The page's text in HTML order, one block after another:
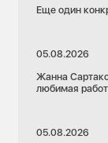
Еще один
05.08.2026
Жанна
любимая
05.08.2026